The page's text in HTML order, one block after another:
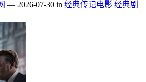
— 2026-07-30 in 经典传记电影 经典剧